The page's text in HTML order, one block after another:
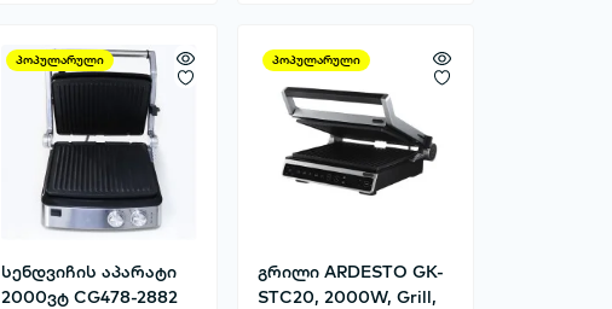
პოპულარული
სენდვიჩის აპარატი
2000ვტ CG478-2882
პოპულარული
გრილი ARDESTO GK-
STC20, 2000W, Grill,